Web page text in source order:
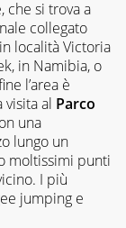
che si trova a
collegato
località Victoria
in Namibia, o
l’area è
al Parco
una
lungo un
moltissimi punti
I più
jumping e